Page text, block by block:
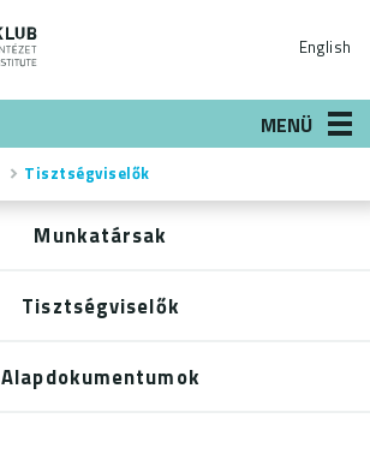
English
MENÜ
Tisztségviselők
Munkatársak
Tisztségviselők
Alapdokumentumok